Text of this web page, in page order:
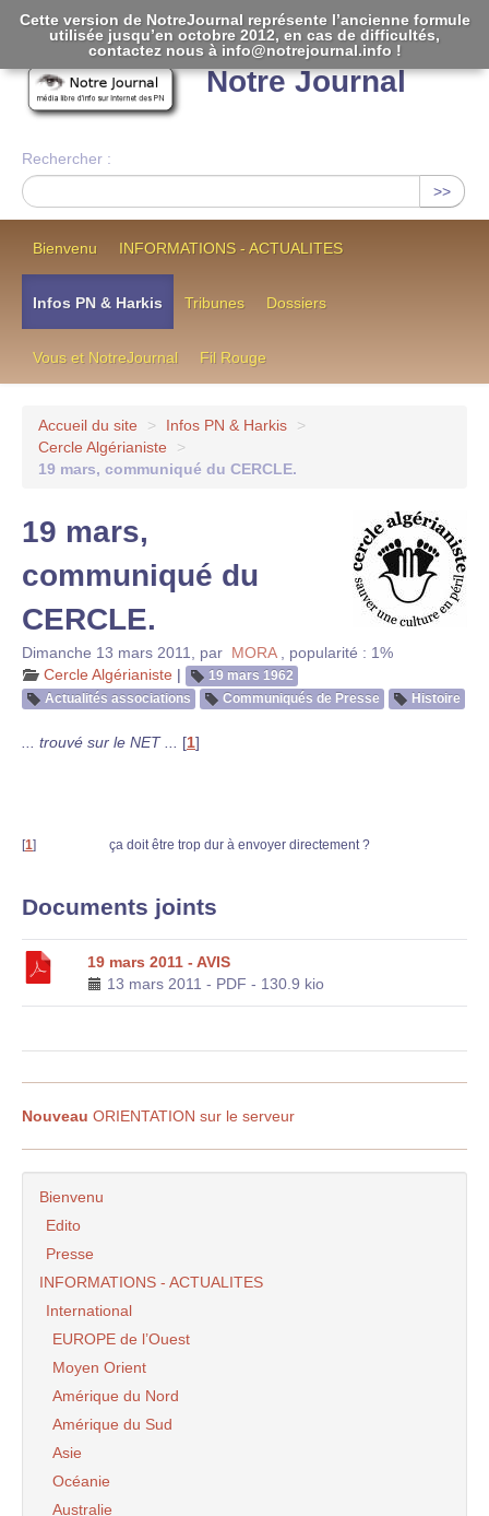
Notre Journal
Rechercher :
>>
Bienvenu INFORMATIONS - ACTUALITES
Infos PN & Harkis Tribunes Dossiers
Vous et NotreJournal Fil Rouge
Accueil du site > Infos PN & Harkis
>
Cercle Algérianiste
>
19 mars, communiqué du CERCLE.
19 mars,
communiqué du
CERCLE.
Dimanche 13 mars 2011 par MORA
popularité : 1%
Cercle Algérianiste |
19 mars 1962
Actualités associations
Communiqués de Presse Histoire
... trouvé sur le NET ... [1]
[1] ça doit être trop dur à envoyer directement ?
Documents joints
19 mars 2011 - AVIS
13 mars 2011 - PDF - 130.9 kio
Nouveau ORIENTATION sur le serveur
Bienvenu
Edito
Presse
INFORMATIONS - ACTUALITES
International
EUROPE de l’Ouest
Moyen Orient
Amérique du Nord
Amérique du Sud
Asie
Océanie
Australie
Cette version de NotreJournal représente l’ancienne formule
utilisée jusqu’en octobre 2012, en cas de difficultés,
contactez nous à info@notrejournal.info !